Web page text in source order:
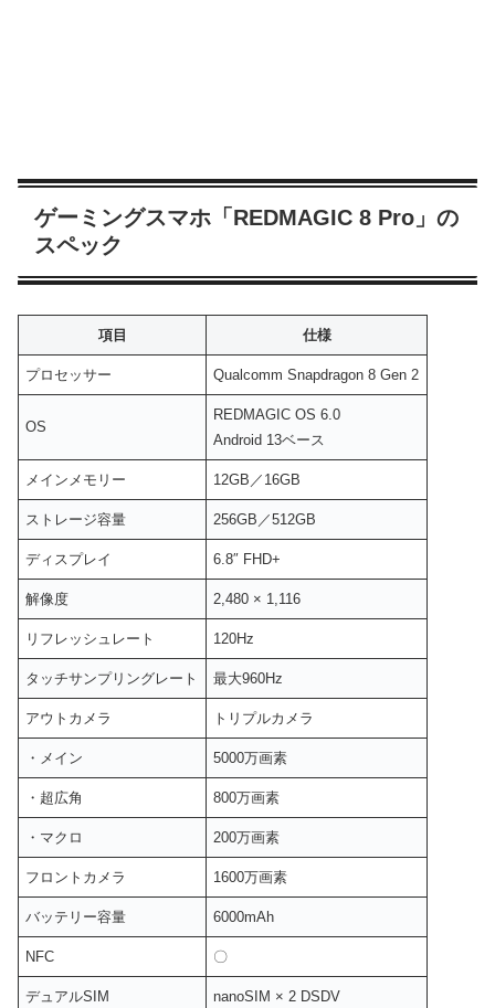
ゲーミングスマホ「REDMAGIC 8 Pro」の
スペック
項目 仕様
プロセッサー Qualcomm Snapdragon 8 Gen 2
OS
REDMAGIC OS 6.0
Android 13ベース
メインメモリー 12GB／16GB
ストレージ容量 256GB／512GB
ディスプレイ 6.8″ FHD+
解像度 2,480 × 1,116
リフレッシュレート 120Hz
タッチサンプリングレート 最大960Hz
アウトカメラ トリプルカメラ
・メイン 5000万画素
・超広角 800万画素
・マクロ 200万画素
フロントカメラ 1600万画素
バッテリー容量 6000mAh
NFC 〇
デュアルSIM nanoSIM × 2 DSDV